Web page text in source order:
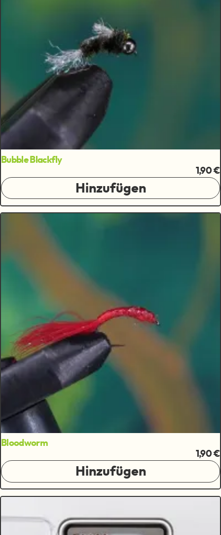
Bubble Blackfly
1,90 €
Hinzufügen
Bloodworm
1,90 €
Hinzufügen